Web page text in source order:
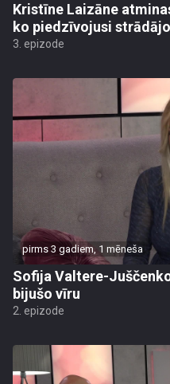
Kristīne Laizāne
ko piedzīvojusi
3. epizode
pirms 3 gadiem, 1 mēneša
Sofija Valtere-
bijušo vīru
2. epizode